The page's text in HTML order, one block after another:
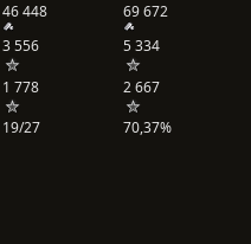
46 448
69 672
3 556 5 334
1 778
2 667
19/27 70,37%